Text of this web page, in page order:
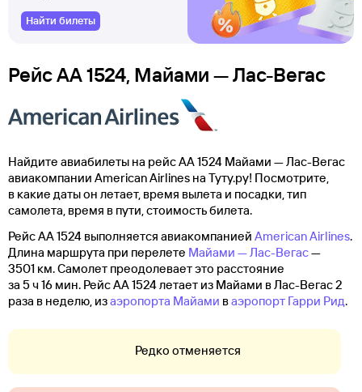
Найти билеты
Рейс AA 1524, Майами — Лас-Вегас
Найдите авиабилеты на рейс AA 1524 Майами — Лас-Вегас
авиакомпании American Airlines на Туту.ру! Посмотрите,
в какие даты он летает, время вылета и посадки, тип
самолета, время в пути, стоимость билета.
Рейс AA 1524 выполняется авиакомпанией American Airlines.
Длина маршрута при перелете Майами — Лас-Вегас—
3501 км. Самолет преодолевает это расстояние
за 5 ч 16 мин. Рейс AA 1524 летает из Майами в Лас-Вегас 2
раза в неделю, изаэропорта Майами ваэропорт Гарри Рид.
Редко отменяется